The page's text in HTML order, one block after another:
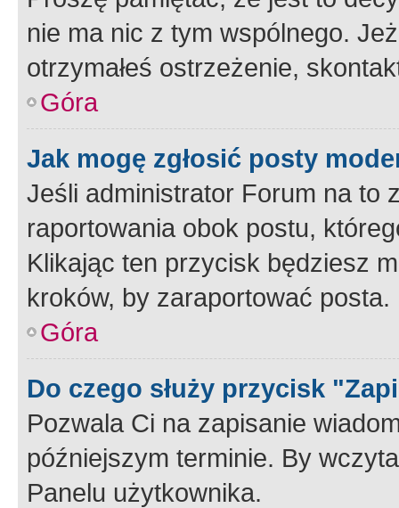
nie ma nic z tym wspólnego.
otrzymałeś ostrzeżenie,
Góra
Jak mogę zgłosić posty
Jeśli administrator Forum na to
raportowania obok postu,
Klikając ten przycisk będziesz
kroków, by zaraportować posta.
Góra
Do czego służy przycisk
Pozwala Ci na zapisanie
późniejszym terminie. By
Panelu użytkownika.